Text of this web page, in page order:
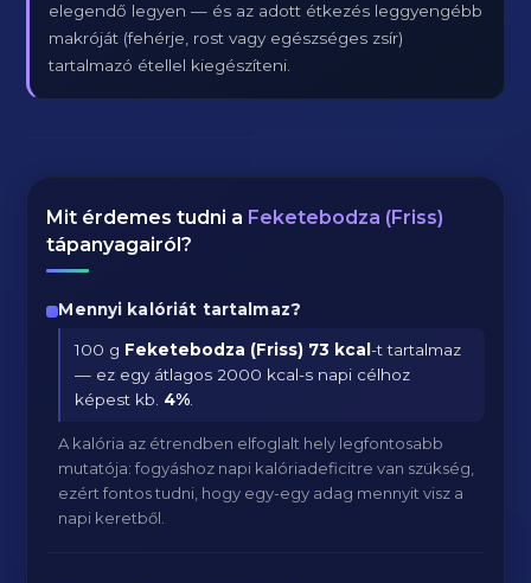
elegendő legyen — és az adott étkezés leggyengébb
makróját (fehérje, rost vagy egészséges zsír)
tartalmazó étellel kiegészíteni.
Mit érdemes tudni a Feketebodza (Friss)
tápanyagairól?
Mennyi kalóriát tartalmaz?
100 g Feketebodza (Friss) 73 kcal-t tartalmaz
— ez egy átlagos 2000 kcal-s napi célhoz
képest kb. 4%
A kalória az étrendben elfoglalt hely legfontosabb
mutatója: fogyáshoz napi kalóriadeficitre van szükség,
ezért fontos tudni, hogy egy-egy adag mennyit visz a
napi keretből.